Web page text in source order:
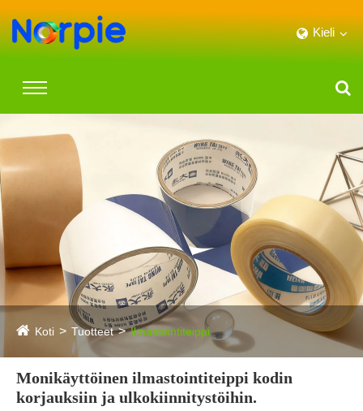
Kieli
Koti Tuotteet Ilmastointiteippi
Monikäyttöinen ilmastointiteippi kodin
korjauksiin ja ulkokiinnitystöihin.